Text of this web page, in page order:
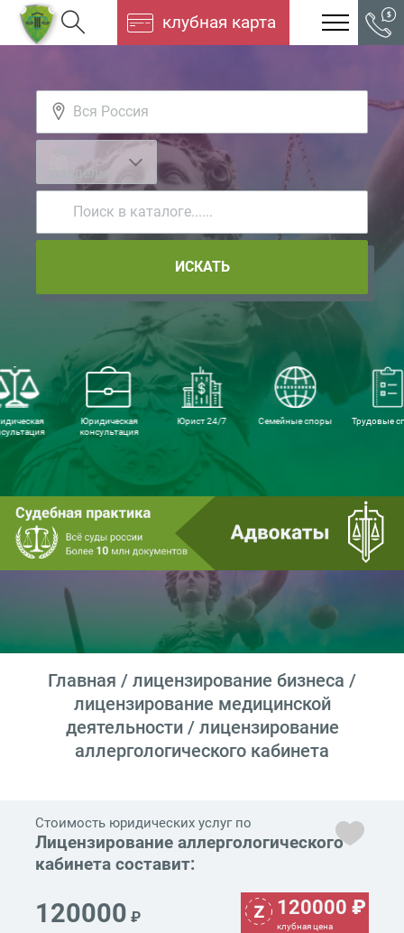
клубная карта
ИСКАТЬ
Юридическая
консультация
Юрист 24/7 Семейные споры Трудовые
Главная / лицензирование бизнеса /
лицензирование медицинской
деятельности/ лицензирование
аллергологического кабинета
Стоимость юридических услуг по
Лицензирование аллергологического
кабинета составит:
120000 ₽ 120000 ₽
клубная цена